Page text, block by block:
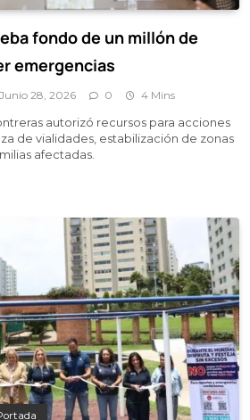
fondo de un millón de
emergencias
Junio 28, 2026 0 4 Mins
autorizó recursos para acciones
de vialidades, estabilización de zonas
afectadas.